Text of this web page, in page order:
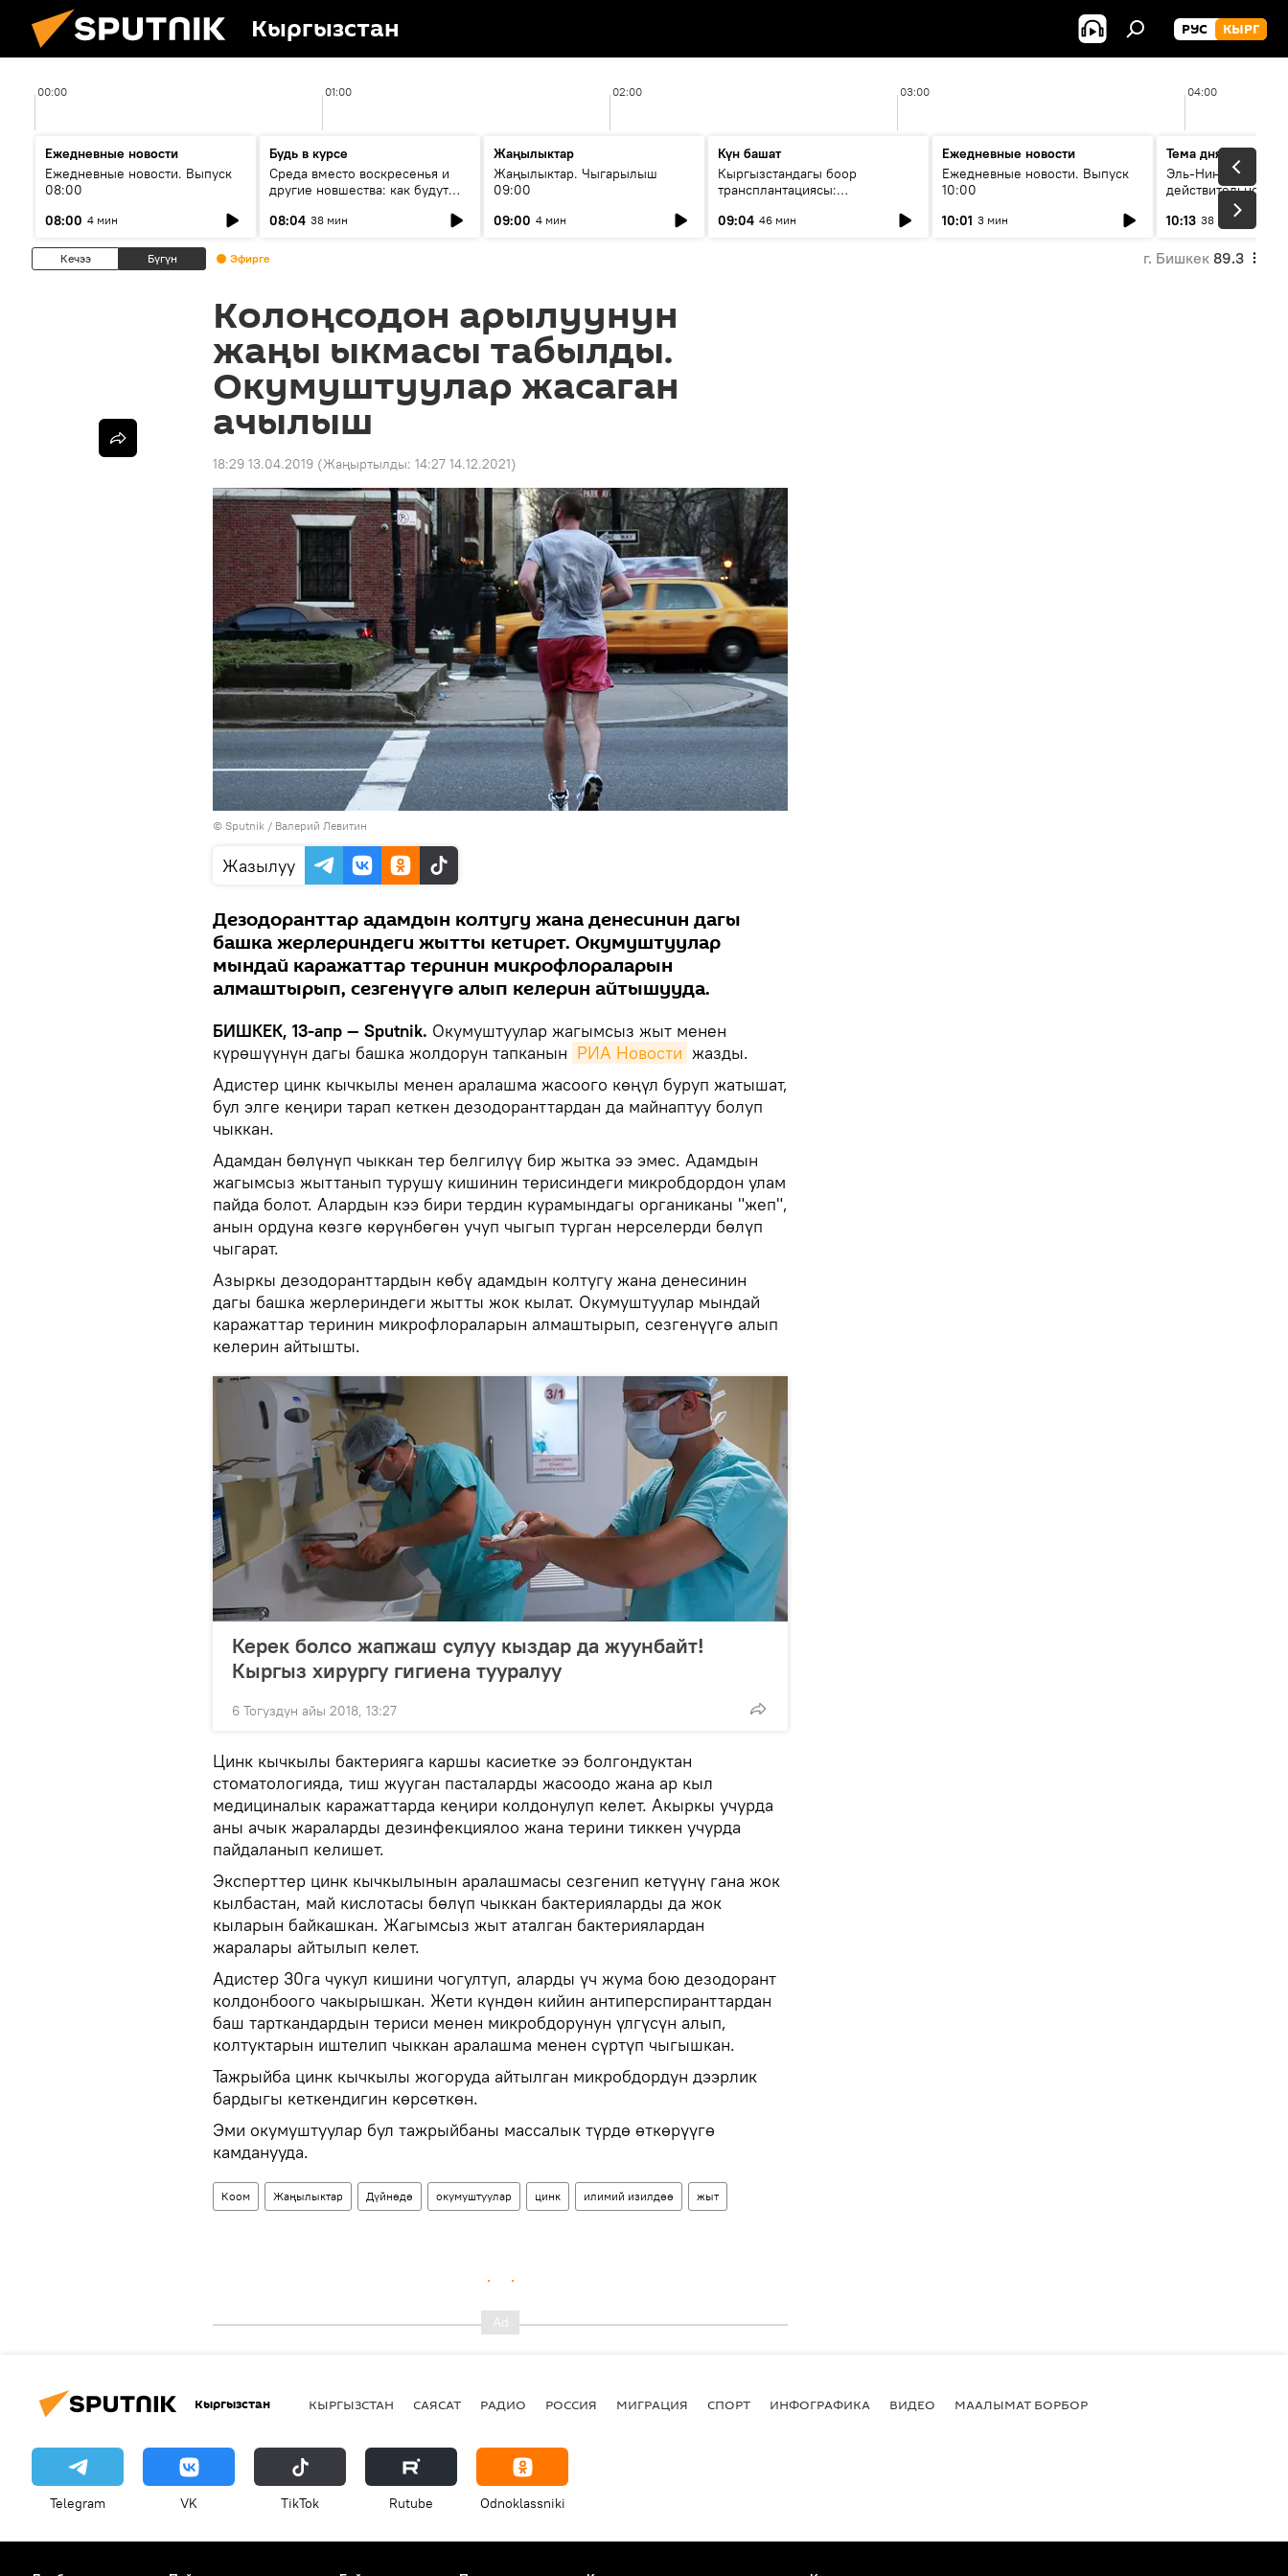
Кыргызстан РУС КЫРГ
00:00 01:00 02:00 03:00 04:00
Ежедневные новости
Ежедневные новости. Выпуск
08:00
08:00 4 мин
Будь в курсе
Среда вместо воскресенья и
другие новшества: как будут
08:04 38 мин
Жаңылыктар
Жаңылыктар. Чыгарылыш
09:00
09:00 4 мин
Күн башат
Кыргызстандагы боор
трансплантациясы:
келечеги
09:04 46 мин
Ежедневные новости
Ежедневные новости. Выпуск
10:00
10:01 3 мин
Тема дня
Эль-Ниньо, жара и
действительно
погоду в
10:13 38 мин
Кечээ Бүгүн Эфирге г. Бишкек 89.3
Колоңсодон арылуунун
жаңы ыкмасы табылды.
Окумуштуулар жасаган
ачылыш
18:29 13.04.2019 (Жаңыртылды: 14:27 14.12.2021)
© Sputnik / Валерий Левитин
Жазылуу
Дезодоранттар адамдын колтугу жана денесинин дагы
башка жерлериндеги жытты кетирет. Окумуштуулар
мындай каражаттар теринин микрофлораларын
алмаштырып, сезгенүүгө алып келерин айтышууда.
БИШКЕК, 13-апр — Sputnik. Окумуштуулар жагымсыз жыт менен
күрөшүүнүн дагы башка жолдорун тапканын РИА Новости жазды.
Адистер цинк кычкылы менен аралашма жасоого көңүл буруп жатышат,
бул элге кеңири тарап кеткен дезодоранттардан да майнаптуу болуп
чыккан.
Адамдан бөлүнүп чыккан тер белгилүү бир жытка ээ эмес. Адамдын
жагымсыз жыттанып турушу кишинин терисиндеги микробдордон улам
пайда болот. Алардын кээ бири тердин курамындагы органиканы "жеп",
анын ордуна көзгө көрүнбөгөн учуп чыгып турган нерселерди бөлүп
чыгарат.
Азыркы дезодоранттардын көбү адамдын колтугу жана денесинин
дагы башка жерлериндеги жытты жок кылат. Окумуштуулар мындай
каражаттар теринин микрофлораларын алмаштырып, сезгенүүгө алып
келерин айтышты.
Керек болсо жапжаш сулуу кыздар да жуунбайт!
Кыргыз хирургу гигиена тууралуу
6 Тогуздун айы 2018, 13:27
Цинк кычкылы бактерияга каршы касиетке ээ болгондуктан
стоматологияда, тиш жууган пасталарды жасоодо жана ар кыл
медициналык каражаттарда кеңири колдонулуп келет. Акыркы учурда
аны ачык жараларды дезинфекциялоо жана терини тиккен учурда
пайдаланып келишет.
Эксперттер цинк кычкылынын аралашмасы сезгенип кетүүнү гана жок
кылбастан, май кислотасы бөлүп чыккан бактерияларды да жок
кыларын байкашкан. Жагымсыз жыт аталган бактериялардан
жаралары айтылып келет.
Адистер 30га чукул кишини чогултуп, аларды үч жума бою дезодорант
колдонбоого чакырышкан. Жети күндөн кийин антиперспиранттардан
баш тарткандардын териси менен микробдорунун үлгүсүн алып,
колтуктарын иштелип чыккан аралашма менен сүртүп чыгышкан.
Тажрыйба цинк кычкылы жогоруда айтылган микробдордун дээрлик
бардыгы кеткендигин көрсөткөн.
Эми окумуштуулар бул тажрыйбаны массалык түрдө өткөрүүгө
камданууда.
Коом Жаңылыктар Дүйнөдө окумуштуулар цинк илимий изилдөө жыт
Кыргызстан КЫРГЫЗСТАН САЯСАТ РАДИО РОССИЯ МИГРАЦИЯ СПОРТ ИНФОГРАФИКА ВИДЕО МААЛЫМАТ БОРБОР
Telegram VK ТikТоk Rutube Odnoklassniki